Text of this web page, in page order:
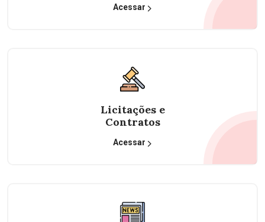
Acessar
Licitações e
Contratos
Acessar